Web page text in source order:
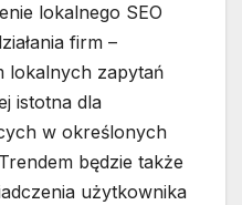
lokalnego SEO
firm –
lokalnych zapytań
istotna dla
w określonych
będzie także
użytkownika